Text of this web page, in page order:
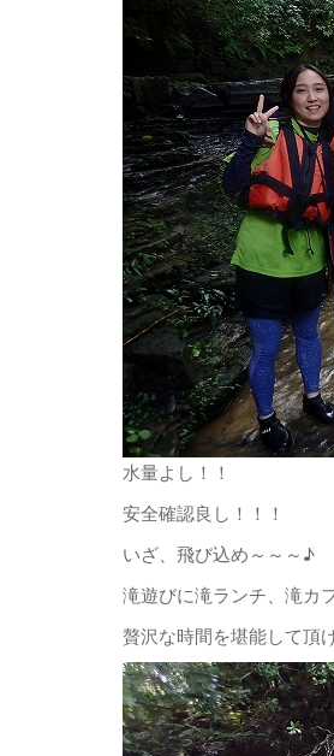
水量よし！！
安全確認良し！！！
いざ、飛び込め～～～♪
滝遊びに滝ランチ、滝カ
贅沢な時間を堪能して頂